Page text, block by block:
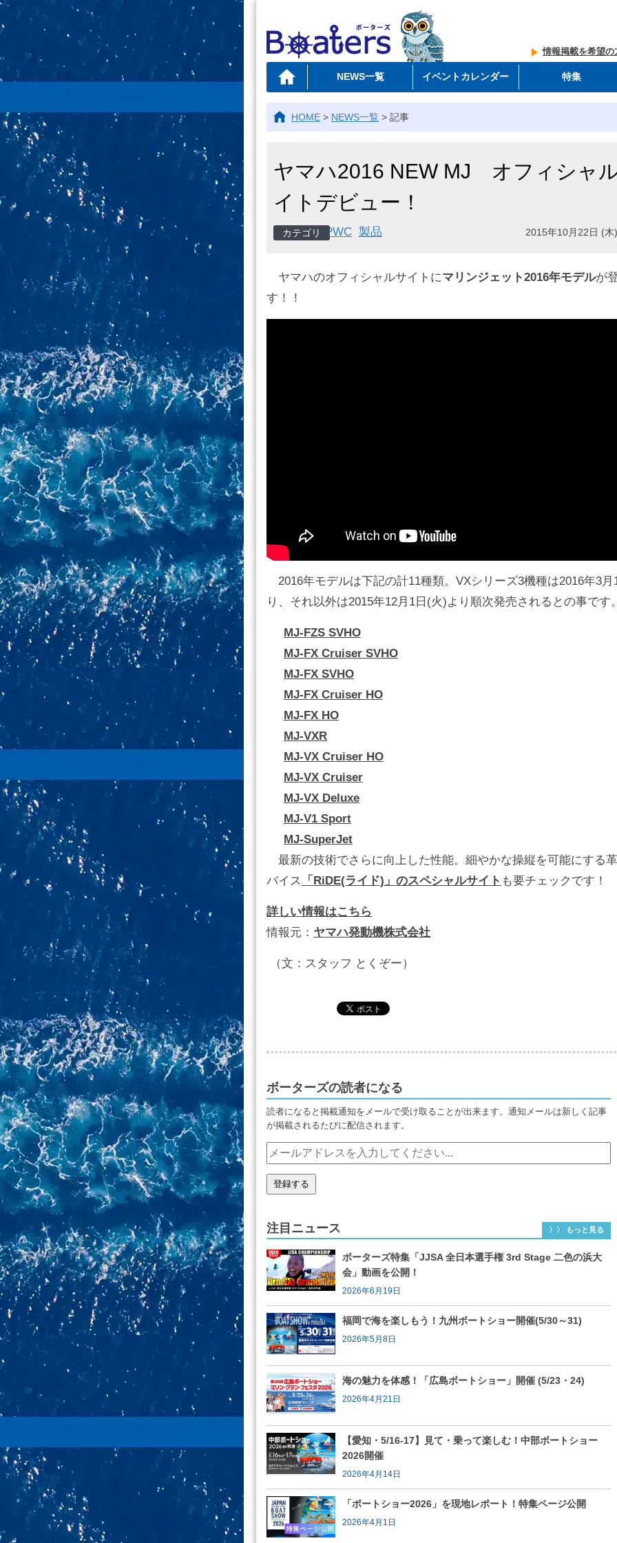
情報掲載を希望の
NEWS一覧 イベントカレンダー 特集
HOME > NEWS一覧 > 記事
ヤマハ2016 NEW MJ オフィシャ
イトデビュー！
PWC 製品 2015年10月22日 (
ヤマハのオフィシャルサイトにマリンジェット2016年モデルが
す！！
2016年モデルは下記の計11種類。VXシリーズ3機種は2016年3月
り、それ以外は2015年12月1日(火)より順次発売されるとの事です
MJ-FZS SVHO
MJ-FX Cruiser SVHO
MJ-FX SVHO
MJ-FX Cruiser HO
MJ-FX HO
MJ-VXR
MJ-VX Cruiser HO
MJ-VX Cruiser
MJ-VX Deluxe
MJ-V1 Sport
MJ-SuperJet
最新の技術でさらに向上した性能。細やかな操縦を可能にする
バイス
「RiDE(ライド)」 のスペシャルサイト も要チェックです！
詳しい情報はこちら
情報元： ヤマハ発動機株式会社
（文：スタッフ とくぞー）
ボーターズの読者になる
読者になると掲載通知をメールで受け取ることが出来ます。通知メールは新しく記事
が掲載されるたびに配信されます。
注目ニュース 〉〉 もっと見る
ボーターズ特集「JJSA 全日本選手権 3rd Stage 二色の浜大
会」動画を公開！
2026年6月19日
福岡で海を楽しもう！九州ボートショー開催(5/30～31)
2026年5月8日
海の魅力を体感！「広島ボートショー」開催 (5/23・24)
2026年4月21日
【愛知・5/16-17】見て・乗って楽しむ！中部ボートショー
2026開催
2026年4月14日
「ボートショー2026」を現地レポート！特集ページ公開
2026年4月1日